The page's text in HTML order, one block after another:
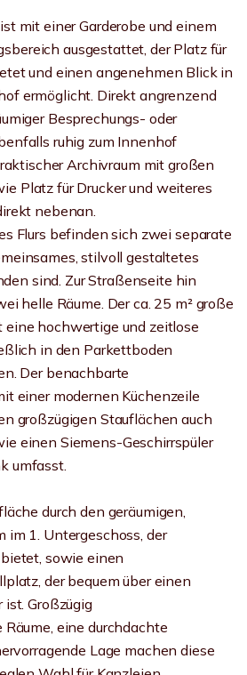
mit einer Garderobe und einem
ausgestattet, der Platz für
und einen angenehmen Blick in
ermöglicht. Direkt angrenzend
Besprechungs- oder
ruhig zum Innenhof
Archivraum mit großen
Platz für Drucker und weiteres
nebenan.
Flurs befinden sich zwei separate
stilvoll gestaltetes
sind. Zur Straßenseite hin
helle Räume. Der ca. 25 m² große
eine hochwertige und zeitlose
in den Parkettboden
Der benachbarte
einer modernen Küchenzeile
großzügigen Stauflächen auch
einen Siemens-Geschirrspüler
umfasst.
durch den geräumigen,
im 1. Untergeschoss, der
sowie einen
der bequem über einen
ist. Großzügig
eine durchdachte
Lage machen diese